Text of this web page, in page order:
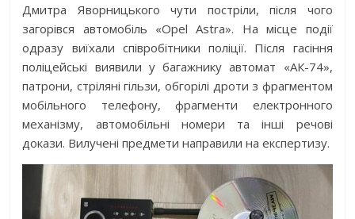
Дмитра Яворницького чути постріли, після чого
загорівся автомобіль «Opel Astra». На місце події
одразу виїхали співробітники поліції. Після гасіння
поліцейські виявили у багажнику автомат «АК-74»,
патрони, стріляні гільзи, обгорілі дроти з фрагментом
мобільного телефону, фрагменти електронного
механізму, автомобільні номери та інші речові
докази. Вилучені предмети направили на експертизу.